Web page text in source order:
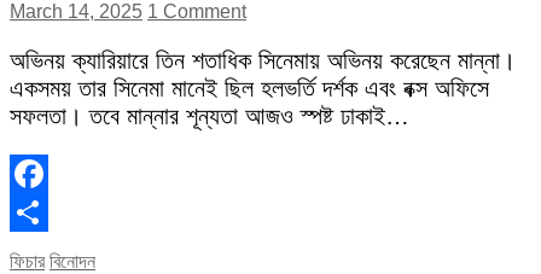
March 14, 2025 1 Comment
অভিনয় ক্যারিয়ারে তিন শতাধিক সিনেমায় অভিনয় করেছেন মান্না।
একসময় তার সিনেমা মানেই ছিল হলভর্তি দর্শক এবং বক্স অফিসে
সফলতা। তবে মান্নার শূন্যতা আজও স্পষ্ট ঢাকাই…
Facebook
Share
ফিচার বিনোদন